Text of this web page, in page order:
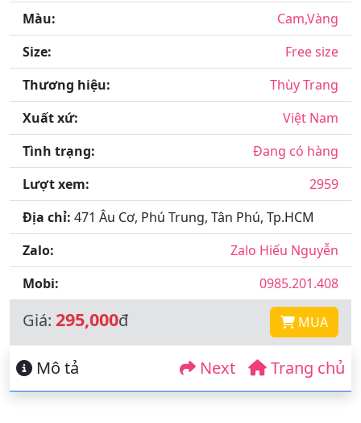
Màu:
Cam,Vàng
Size:
Free size
Thương hiệu:
Thùy Trang
Xuất xứ:
Việt Nam
Tình trạng:
Đang có hàng
Lượt xem:
2959
Địa chỉ: 471 Âu Cơ, Phú Trung, Tân Phú, Tp.HCM
Zalo:
Zalo Hiếu Nguyễn
Mobi:
0985.201.408
Giá: 295,000đ MUA
Mô tả Trang chủ
Next